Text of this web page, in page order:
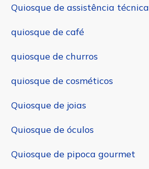
Quiosque de assistência técnica
quiosque de café
quiosque de churros
quiosque de cosméticos
Quiosque de joias
Quiosque de óculos
Quiosque de pipoca gourmet